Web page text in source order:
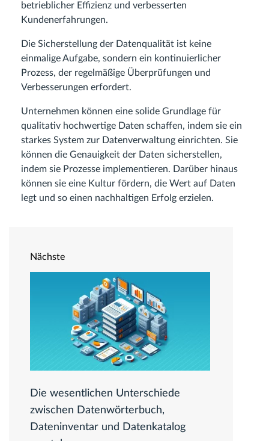
betrieblicher Effizienz und verbesserten
Kundenerfahrungen.
Die Sicherstellung der Datenqualität ist keine
einmalige Aufgabe, sondern ein kontinuierlicher
Prozess, der regelmäßige Überprüfungen und
Verbesserungen erfordert.
Unternehmen können eine solide Grundlage für
qualitativ hochwertige Daten schaffen, indem sie ein
starkes System zur Datenverwaltung einrichten. Sie
können die Genauigkeit der Daten sicherstellen,
indem sie Prozesse implementieren. Darüber hinaus
können sie eine Kultur fördern, die Wert auf Daten
legt und so einen nachhaltigen Erfolg erzielen.
Nächste
Die wesentlichen Unterschiede
zwischen Datenwörterbuch,
Dateninventar und Datenkatalog